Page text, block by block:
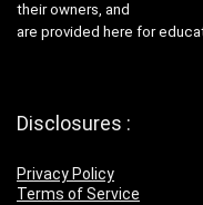
their owners, and
are provided here for
Disclosures :
Privacy Policy
Terms of Service